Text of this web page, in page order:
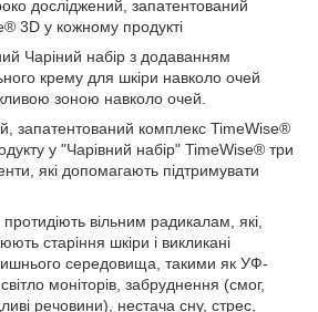
досліджений, запатентований
3D у кожному продукті
Чаріний набір з додаванням
крему для шкіри навколо очей
зоною навколо очей.
запатентований комплекс TimeWise®
у "Чарівний набір" TimeWise® три
які допомагають підтримувати
вільним радикалам, які,
старіння шкіри і викликані
середовища, такими як УФ-
моніторів, забруднення (смог,
речовини), нестача сну, стрес,